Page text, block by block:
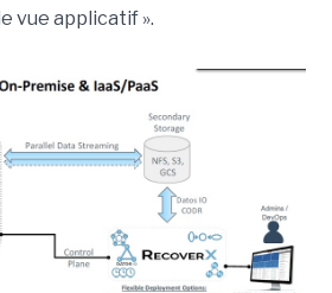
vue applicatif ».